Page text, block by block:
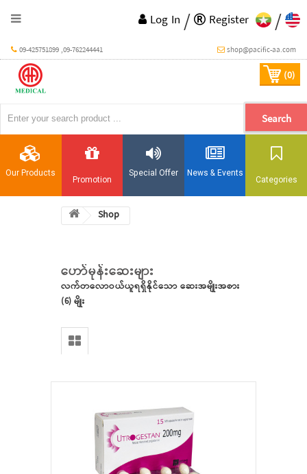
/
Register
/
Log In
09-425751899 ,09-762244441 shop@pacific-aa.com
Products
(0)
Search
Our Products
Promotion
Special Offer News & Events
Categories
Shop
ဟော်မုန်းဆေးများ
လက်တလောဝယ်ယူရရှိနိုင်သော ဆေးအမျိုးအစား
(6) မျိုး